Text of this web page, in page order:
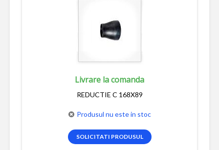
Livrare la comanda
REDUCTIE C 168X89
Produsul nu este in stoc
SOLICITATI PRODUSUL